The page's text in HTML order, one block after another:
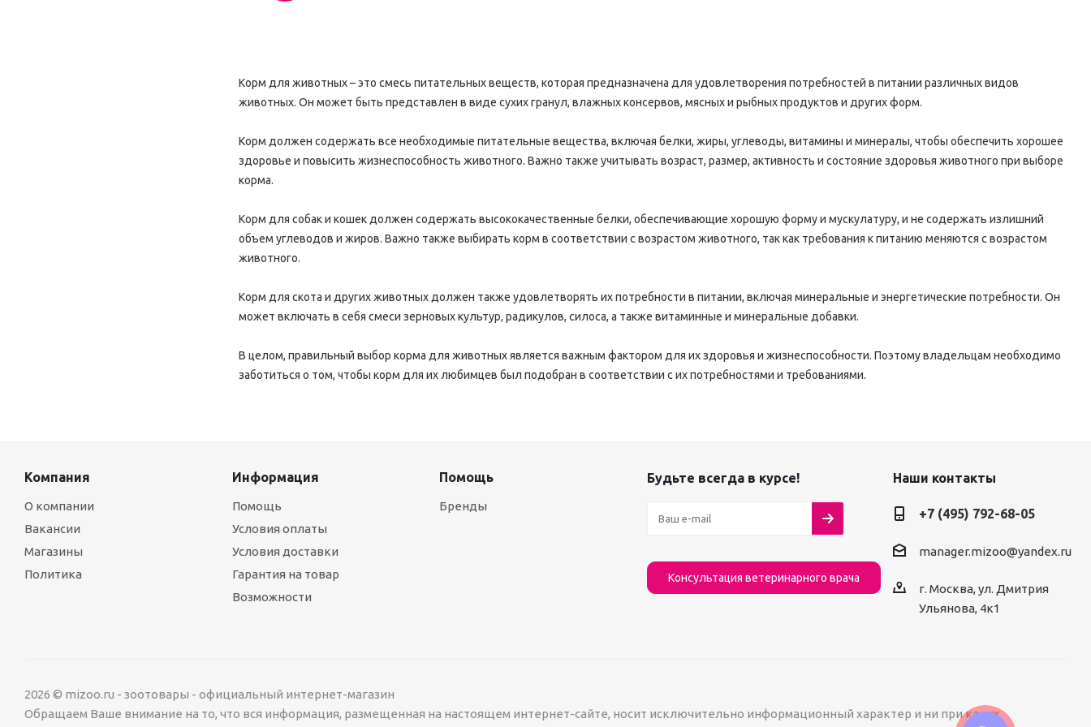
Корм для животных – это смесь питательных веществ, которая предназначена для удовлетворения потребностей в питании различных видов
животных. Он может быть представлен в виде сухих гранул, влажных консервов, мясных и рыбных продуктов и других форм.
Корм должен содержать все необходимые питательные вещества, включая белки, жиры, углеводы, витамины и минералы, чтобы обеспечить хорошее
здоровье и повысить жизнеспособность животного. Важно также учитывать возраст, размер, активность и состояние здоровья животного при выборе
корма.
Корм для собак и кошек должен содержать высококачественные белки, обеспечивающие хорошую форму и мускулатуру, и не содержать излишний
объем углеводов и жиров. Важно также выбирать корм в соответствии с возрастом животного, так как требования к питанию меняются с возрастом
животного.
Корм для скота и других животных должен также удовлетворять их потребности в питании, включая минеральные и энергетические потребности. Он
может включать в себя смеси зерновых культур, радикулов, силоса, а также витаминные и минеральные добавки.
В целом, правильный выбор корма для животных является важным фактором для их здоровья и жизнеспособности. Поэтому владельцам необходимо
заботиться о том, чтобы корм для их любимцев был подобран в соответствии с их потребностями и требованиями.
Компания
О компании
Вакансии
Магазины
Политика
Информация
Помощь
Условия оплаты
Условия доставки
Гарантия на товар
Возможности
Помощь
Бренды
Будьте всегда в курсе!
Консультация ветеринарного врача
Наши контакты
+7 (495) 792-68-05
manager.mizoo@yandex.ru
г. Москва, ул. Дмитрия
Ульянова, 4к1
2026 © mizoo.ru - зоотовары - официальный интернет-магазин
Обращаем Ваше внимание на то, что вся информация, размещенная на настоящем интернет-сайте, носит исключительно информационный характер и ни при каких